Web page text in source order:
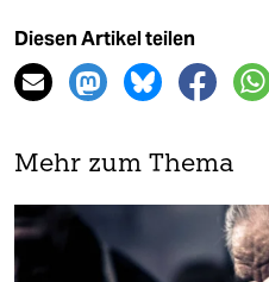
Diesen Artikel teilen
Mehr zum Thema